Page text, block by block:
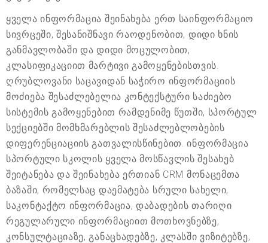
ყველა ინფორმაცია შეინახება ერთ საინფორმაციო
სივრცეში, შესანიშნავი რაოდენობით, დიდი ხნის
განმავლობაში და დიდი მოცულობით,
კლასიფიკაციით მარტივი გამოყენებისთვის.
ღრუბლოვანი საცავიდან საჭირო ინფორმაციის
მოძიება შესაძლებელია კონტექსტური საძიებო
სისტემის გამოყენებით რამდენიმე წუთში, სპორტულ
სექციებში მომხმარებლის შესაძლებლობების
დიფერენციაციის გათვალისწინებით. ინფორმაცია
სპორტული სკოლის ყველა მოსწავლის შესახებ
შეიტანება და შეინახება ერთიან CRM მონაცემთა
ბაზაში, რომელსაც დაემატება სრული სახელი,
საკონტაქტო ინფორმაცია, დაბადების თარიღი
რეგულარული ინფორმაციით მოთხოვნებზე,
კონსულტაციაზე, განაცხადებზე, კლასში ვიზიტებზე,